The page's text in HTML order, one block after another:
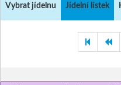
Vybrat jídelnu Jídelní lístek